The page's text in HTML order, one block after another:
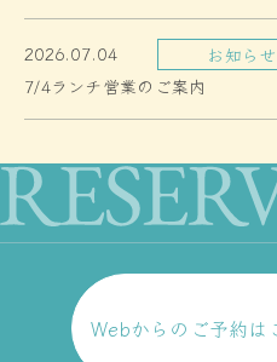
2026.07.04
お知らせ
7/4ランチ営業のご案内
Webからのご予約は